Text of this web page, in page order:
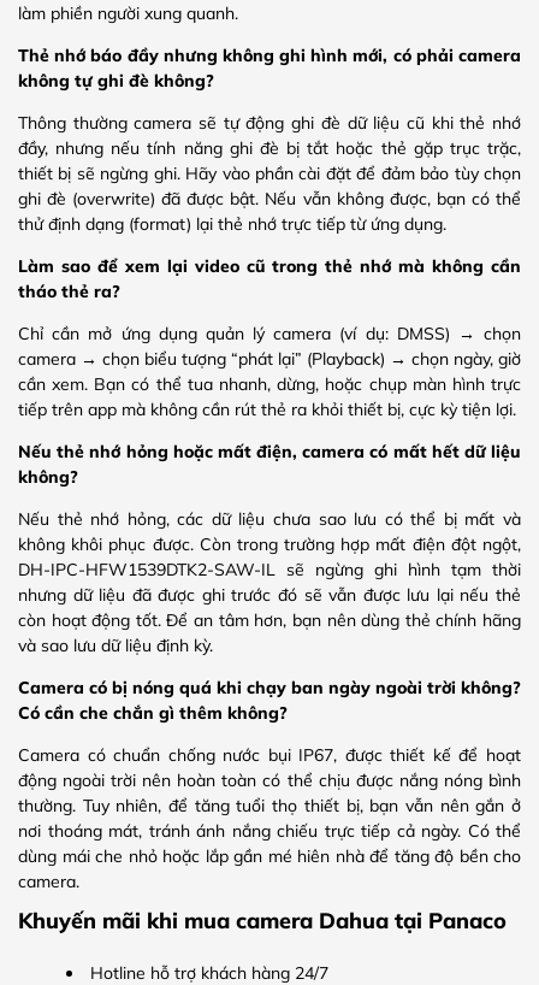
làm phiền người xung quanh.
Thẻ nhớ báo đầy nhưng không ghi hình mới, có phải camera
không tự ghi đè không?
Thông thường camera sẽ tự động ghi đè dữ liệu cũ khi thẻ nhớ
đầy, nhưng nếu tính năng ghi đè bị tắt hoặc thẻ gặp trục trặc,
thiết bị sẽ ngừng ghi. Hãy vào phần cài đặt để đảm bảo tùy chọn
ghi đè (overwrite) đã được bật. Nếu vẫn không được, bạn có thể
thử định dạng (format) lại thẻ nhớ trực tiếp từ ứng dụng.
Làm sao để xem lại video cũ trong thẻ nhớ mà không cần
tháo thẻ ra?
Chỉ cần mở ứng dụng quản lý camera (ví dụ: DMSS) → chọn
camera → chọn biểu tượng “phát lại” (Playback) → chọn ngày, giờ
cần xem. Bạn có thể tua nhanh, dừng, hoặc chụp màn hình trực
tiếp trên app mà không cần rút thẻ ra khỏi thiết bị, cực kỳ tiện lợi.
Nếu thẻ nhớ hỏng hoặc mất điện, camera có mất hết dữ liệu
không?
Nếu thẻ nhớ hỏng, các dữ liệu chưa sao lưu có thể bị mất và
không khôi phục được. Còn trong trường hợp mất điện đột ngột,
DH-IPC-HFW1539DTK2-SAW-IL sẽ ngừng ghi hình tạm thời
nhưng dữ liệu đã được ghi trước đó sẽ vẫn được lưu lại nếu thẻ
còn hoạt động tốt. Để an tâm hơn, bạn nên dùng thẻ chính hãng
và sao lưu dữ liệu định kỳ.
Camera có bị nóng quá khi chạy ban ngày ngoài trời không?
Có cần che chắn gì thêm không?
Camera có chuẩn chống nước bụi IP67, được thiết kế để hoạt
động ngoài trời nên hoàn toàn có thể chịu được nắng nóng bình
thường. Tuy nhiên, để tăng tuổi thọ thiết bị, bạn vẫn nên gắn ở
nơi thoáng mát, tránh ánh nắng chiếu trực tiếp cả ngày. Có thể
dùng mái che nhỏ hoặc lắp gần mé hiên nhà để tăng độ bền cho
camera.
Khuyến mãi khi mua camera Dahua tại Panaco
Hotline hỗ trợ khách hàng 24/7